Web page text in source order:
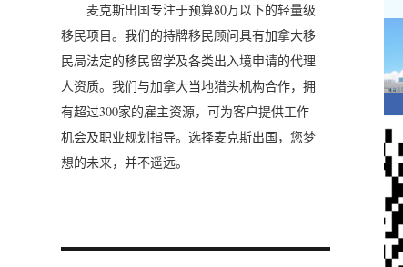
麦克斯出国专注于预算80万以下的轻量级
移民项目。我们的持牌移民顾问具有加拿大移
民局法定的移民留学及各类出入境申请的代理
人资质。我们与加拿大当地猎头机构合作，拥
有超过300家的雇主资源，可为客户提供工作
机会及职业规划指导。选择麦克斯出国，您梦
想的未来，并不遥远。